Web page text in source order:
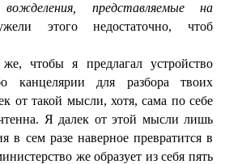
представляемые на
этого недостаточно, чтоб
чтобы я предлагал устройство
канцелярии для разбора твоих
от такой мысли, хотя, сама по себе
Я далек от этой мысли лишь
в сем разе наверное превратится в
же образует из себя пять